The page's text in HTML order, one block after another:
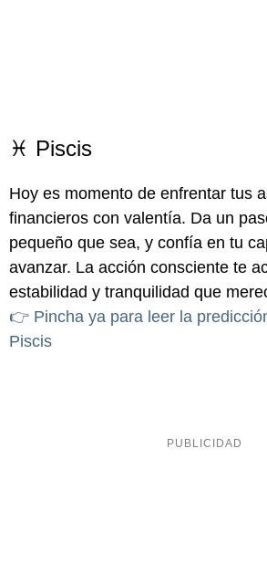
♓ Piscis
Hoy es momento de enfrentar tus
financieros con valentía. Da un
pequeño que sea, y confía en tu
avanzar. La acción consciente te
estabilidad y tranquilidad que
👉 Pincha ya para leer la
Piscis